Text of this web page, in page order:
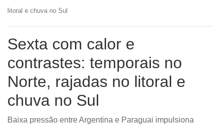
litoral e chuva no Sul
Sexta com calor e
contrastes: temporais no
Norte, rajadas no litoral e
chuva no Sul
Baixa pressão entre Argentina e Paraguai impulsiona